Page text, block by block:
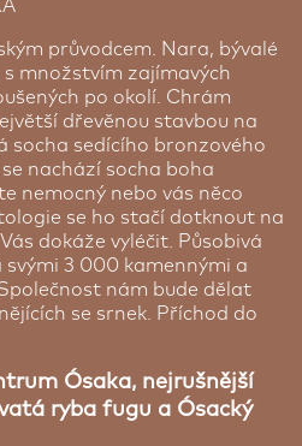
K dispozici jsou
průvodcem. Nara, bývalé
množstvím zajímavých
po okolí. Chrám
dřevěnou stavbou na
socha sedícího bronzového
nachází socha boha
nemocný nebo vás něco
se ho stačí dotknout na
dokáže vyléčit. Působivá
3 000 kamennými a
nám bude dělat
se srnek. Příchod do
Ósaka, nejrušnější
ryba fugu a Ósacký